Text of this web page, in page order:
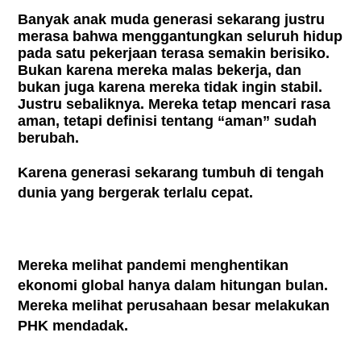
Banyak anak muda generasi sekarang justru
merasa bahwa menggantungkan seluruh hidup
pada satu pekerjaan terasa semakin berisiko.
Bukan karena mereka malas bekerja, dan
bukan juga karena mereka tidak ingin stabil.
Justru sebaliknya. Mereka tetap mencari rasa
aman, tetapi definisi tentang “aman” sudah
berubah.
Karena generasi sekarang tumbuh di tengah
dunia yang bergerak terlalu cepat.
Mereka melihat pandemi menghentikan
ekonomi global hanya dalam hitungan bulan.
Mereka melihat perusahaan besar melakukan
PHK mendadak.